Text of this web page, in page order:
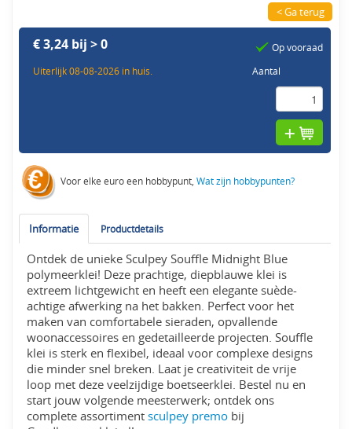
< Ga terug
€ 3,24 bij > 0
Uiterlijk 08-08-2026 in huis.
Op vooraad
Aantal
Voor elke euro een hobbypunt,Wat zijn hobbypunten?
Informatie Productdetails
Ontdek de unieke Sculpey Souffle Midnight Blue
polymeerklei! Deze prachtige, diepblauwe klei is
extreem lichtgewicht en heeft een elegante suède-
achtige afwerking na het bakken. Perfect voor het
maken van comfortabele sieraden, opvallende
woonaccessoires en gedetailleerde projecten. Souffle
klei is sterk en flexibel, ideaal voor complexe designs
die minder snel breken. Laat je creativiteit de vrije
loop met deze veelzijdige boetseerklei. Bestel nu en
start jouw volgende meesterwerk; ontdek ons
complete assortimentsculpey premo bij